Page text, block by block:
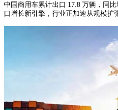
中国商用车累计出口 17.8 万辆，同
口增长新引擎，行业正加速从规模扩